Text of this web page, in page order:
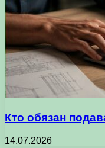
Кто обязан
14.07.2026